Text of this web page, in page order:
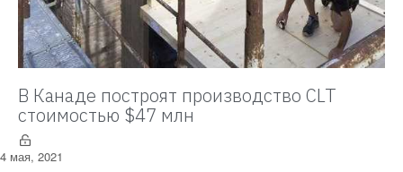
В Канаде построят производство CLT
стоимостью $47 млн
4 мая, 2021